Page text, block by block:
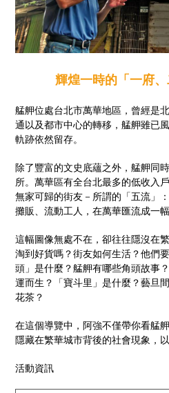
輝煌一時的「一府、
艋舺位處台北市萬華地區，曾經是
通以及都市中心的轉移，艋舺雖已
軌跡依然留存。
除了豐富的文史底蘊之外，艋舺同
所。萬華區有全台北最多的低收入
無家可歸的街友－所謂的「五流」
攤販、流動工人，在萬華匯流成一幅
這幅圖像無處不在，卻往往隱沒在
淘到好貨嗎？街友如何生活？他們
頭」是什麼？艋舺有哪些角頭故事
運而生？「寶斗里」是什麼？藝旦
花茶？
在這個導覽中，阿強不僅帶你看艋
隱藏在繁華城市背後的社會現象，
活動資訊